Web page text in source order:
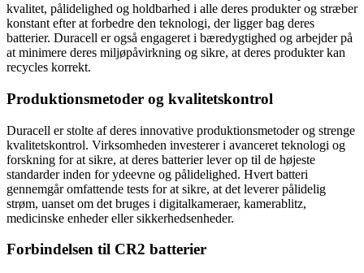
kvalitet, pålidelighed og holdbarhed i alle deres produkter og stræber
konstant efter at forbedre den teknologi, der ligger bag deres
batterier. Duracell er også engageret i bæredygtighed og arbejder på
at minimere deres miljøpåvirkning og sikre, at deres produkter kan
recycles korrekt.
Produktionsmetoder og kvalitetskontrol
Duracell er stolte af deres innovative produktionsmetoder og strenge
kvalitetskontrol. Virksomheden investerer i avanceret teknologi og
forskning for at sikre, at deres batterier lever op til de højeste
standarder inden for ydeevne og pålidelighed. Hvert batteri
gennemgår omfattende tests for at sikre, at det leverer pålidelig
strøm, uanset om det bruges i digitalkameraer, kamerablitz,
medicinske enheder eller sikkerhedsenheder.
Forbindelsen til CR2 batterier